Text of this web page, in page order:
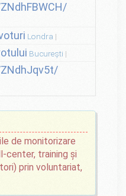
Londra
București
de monitorizare
center, training și
prin voluntariat,